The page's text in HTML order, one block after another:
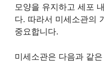
모양을 유지하고 세포
다. 따라서 미세소관의
중요합니다.
미세소관은 다음과 같